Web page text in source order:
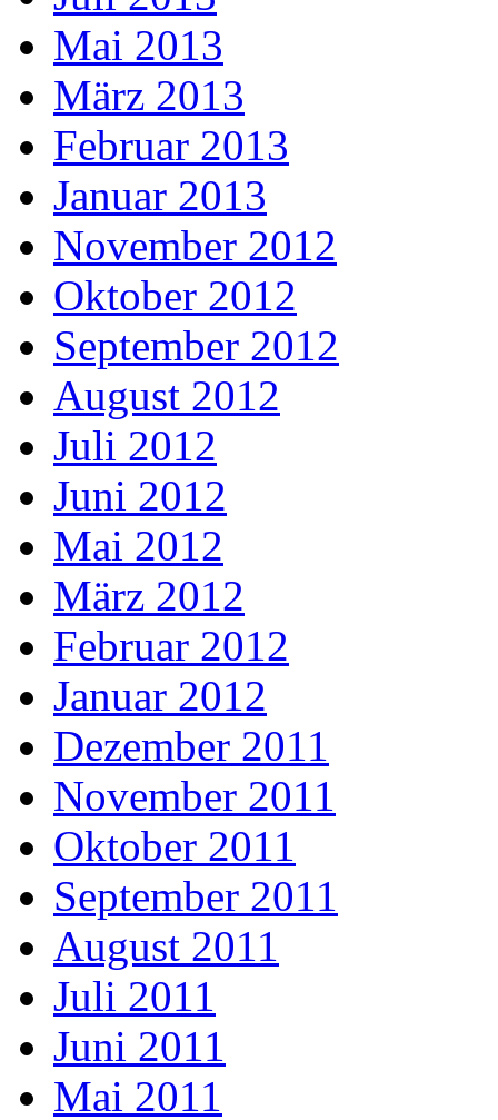
Mai 2013
März 2013
Februar 2013
Januar 2013
November 2012
Oktober 2012
September 2012
August 2012
Juli 2012
Juni 2012
Mai 2012
März 2012
Februar 2012
Januar 2012
Dezember 2011
November 2011
Oktober 2011
September 2011
August 2011
Juli 2011
Juni 2011
Mai 2011